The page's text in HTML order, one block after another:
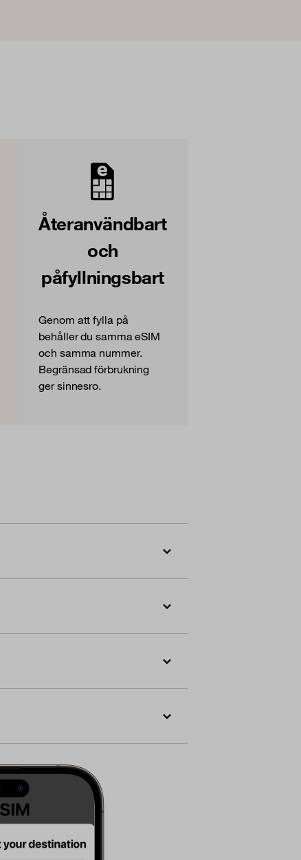
Återanvändbart
och
påfyllningsbart
Genom att fylla på
behåller du samma eSIM
och samma nummer.
Begränsad förbrukning
ger sinnesro.